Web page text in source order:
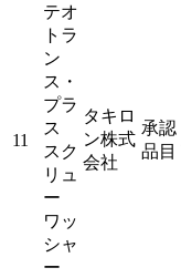
11
テオ
トラ
ン
ス・
プラ
ス
スク
リュ
ー
ワッ
シャ
ー
タキロ
ン株式
会社
承認
品目